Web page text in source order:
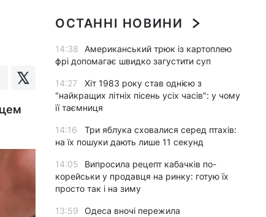
ОСТАННІ НОВИНИ
14:38
Американський трюк із картоплею
фрі допомагає швидко загустити суп
14:27
Хіт 1983 року став однією з
"найкращих літніх пісень усіх часів": у чому
її таємниця
14:16
Три яблука сховалися серед птахів:
на їх пошуки дають лише 11 секунд
14:05
Випросила рецепт кабачків по-
корейськи у продавця на ринку: готую їх
просто так і на зиму
13:59
Одеса вночі пережила